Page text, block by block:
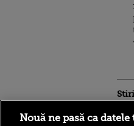
Nouă ne pasă ca